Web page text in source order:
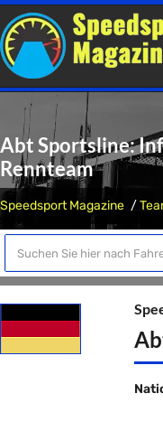
Abt Sportsline:
Rennteam
Speedsport Magazine